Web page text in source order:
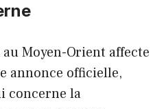
Moyen-Orient affecte
annonce officielle,
concerne la